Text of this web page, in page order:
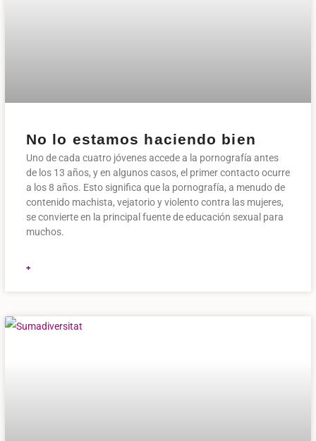
No lo estamos haciendo bien
Uno de cada cuatro jóvenes accede a la pornografía antes
de los 13 años, y en algunos casos, el primer contacto ocurre
a los 8 años. Esto significa que la pornografía, a menudo de
contenido machista, vejatorio y violento contra las mujeres,
se convierte en la principal fuente de educación sexual para
muchos.
+